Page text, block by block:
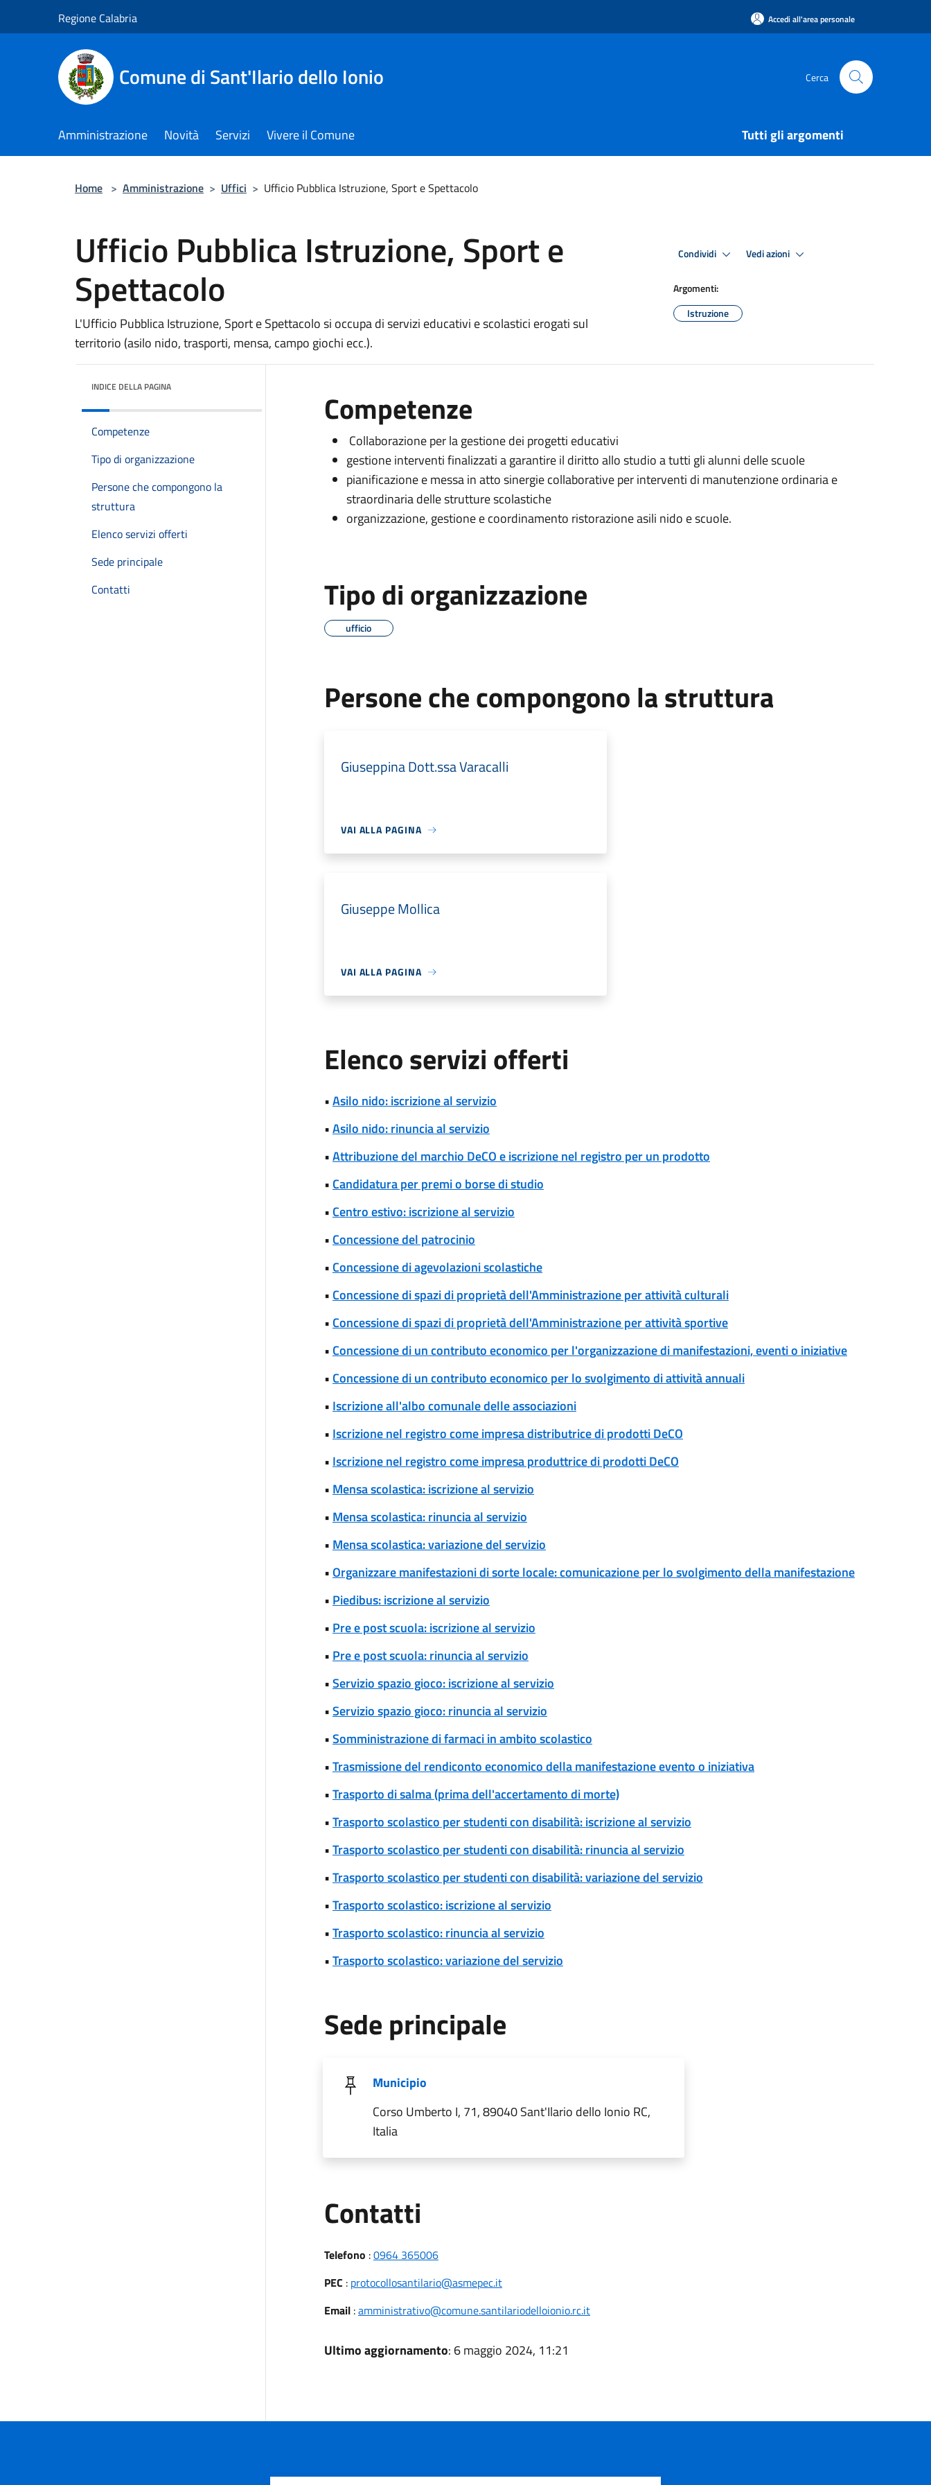
Regione Calabria Accedi all'area personale
Comune di Sant'Ilario dello Ionio Cerca
Amministrazione Novità Servizi Vivere il Comune Tutti gli argomenti
Home > Amministrazione > Uffici > Ufficio Pubblica Istruzione, Sport e Spettacolo
Ufficio Pubblica Istruzione, Sport e
Spettacolo
L'Ufficio Pubblica Istruzione, Sport e Spettacolo si occupa di servizi educativi e scolastici erogati sul
territorio (asilo nido, trasporti, mensa, campo giochi ecc.).
Condividi Vedi azioni
Argomenti:
Istruzione
INDICE DELLA PAGINA
Competenze
Tipo di organizzazione
Persone che compongono la
struttura
Elenco servizi offerti
Sede principale
Contatti
Competenze
Collaborazione per la gestione dei progetti educativi
gestione interventi finalizzati a garantire il diritto allo studio a tutti gli alunni delle scuole
pianificazione e messa in atto sinergie collaborative per interventi di manutenzione ordinaria e
straordinaria delle strutture scolastiche
organizzazione, gestione e coordinamento ristorazione asili nido e scuole.
Tipo di organizzazione
ufficio
Persone che compongono la struttura
Giuseppina Dott.ssa Varacalli
VAI ALLA PAGINA
Giuseppe Mollica
VAI ALLA PAGINA
Elenco servizi offerti
•Asilo nido: iscrizione al servizio
•Asilo nido: rinuncia al servizio
•Attribuzione del marchio DeCO e iscrizione nel registro per un prodotto
• Candidatura per premi o borse di studio
• Centro estivo: iscrizione al servizio
• Concessione del patrocinio
• Concessione di agevolazioni scolastiche
• Concessione di spazi di proprietà dell'Amministrazione per attività culturali
• Concessione di spazi di proprietà dell'Amministrazione per attività sportive
• Concessione di un contributo economico per l'organizzazione di manifestazioni, eventi o iniziative
• Concessione di un contributo economico per lo svolgimento di attività annuali
• Iscrizione all'albo comunale delle associazioni
• Iscrizione nel registro come impresa distributrice di prodotti DeCO
• Iscrizione nel registro come impresa produttrice di prodotti DeCO
• Mensa scolastica: iscrizione al servizio
• Mensa scolastica: rinuncia al servizio
• Mensa scolastica: variazione del servizio
•Organizzare manifestazioni di sorte locale: comunicazione per lo svolgimento della manifestazione
• Piedibus: iscrizione al servizio
• Pre e post scuola: iscrizione al servizio
• Pre e post scuola: rinuncia al servizio
•Servizio spazio gioco: iscrizione al servizio
•Servizio spazio gioco: rinuncia al servizio
•Somministrazione di farmaci in ambito scolastico
•Trasmissione del rendiconto economico della manifestazione evento o iniziativa
•Trasporto di salma (prima dell'accertamento di morte)
•Trasporto scolastico per studenti con disabilità: iscrizione al servizio
•Trasporto scolastico per studenti con disabilità: rinuncia al servizio
•Trasporto scolastico per studenti con disabilità: variazione del servizio
•Trasporto scolastico: iscrizione al servizio
•Trasporto scolastico: rinuncia al servizio
•Trasporto scolastico: variazione del servizio
Sede principale
Municipio
Corso Umberto I, 71, 89040 Sant'Ilario dello Ionio RC,
Italia
Contatti
Telefono :0964 365006
PEC : protocollosantilario@asmepec.it
Email:amministrativo@comune.santilariodelloionio.rc.it
Ultimo aggiornamento: 6 maggio 2024, 11:21